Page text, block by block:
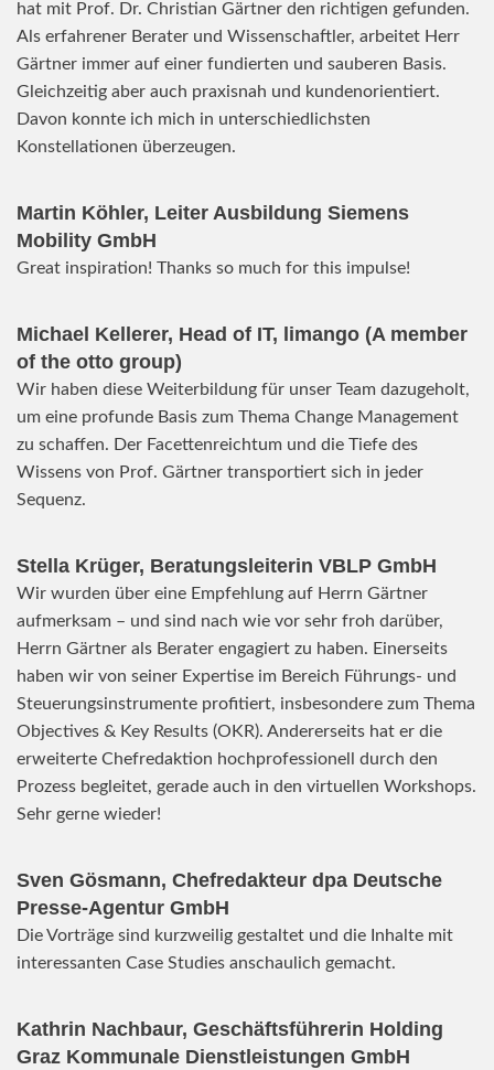
hat mit Prof. Dr. Christian Gärtner den richtigen gefunden.
Als erfahrener Berater und Wissenschaftler, arbeitet Herr
Gärtner immer auf einer fundierten und sauberen Basis.
Gleichzeitig aber auch praxisnah und kundenorientiert.
Davon konnte ich mich in unterschiedlichsten
Konstellationen überzeugen.
Martin Köhler, Leiter Ausbildung Siemens
Mobility GmbH
Great inspiration! Thanks so much for this impulse!
Michael Kellerer, Head of IT, limango (A member
of the otto group)
Wir haben diese Weiterbildung für unser Team dazugeholt,
um eine profunde Basis zum Thema Change Management
zu schaffen. Der Facettenreichtum und die Tiefe des
Wissens von Prof. Gärtner transportiert sich in jeder
Sequenz.
Stella Krüger, Beratungsleiterin VBLP GmbH
Wir wurden über eine Empfehlung auf Herrn Gärtner
aufmerksam – und sind nach wie vor sehr froh darüber,
Herrn Gärtner als Berater engagiert zu haben. Einerseits
haben wir von seiner Expertise im Bereich Führungs- und
Steuerungsinstrumente profitiert, insbesondere zum Thema
Objectives & Key Results (OKR). Andererseits hat er die
erweiterte Chefredaktion hochprofessionell durch den
Prozess begleitet, gerade auch in den virtuellen Workshops.
Sehr gerne wieder!
Sven Gösmann, Chefredakteur dpa Deutsche
Presse-Agentur GmbH
Die Vorträge sind kurzweilig gestaltet und die Inhalte mit
interessanten Case Studies anschaulich gemacht.
Kathrin Nachbaur, Geschäftsführerin Holding
Graz Kommunale Dienstleistungen GmbH